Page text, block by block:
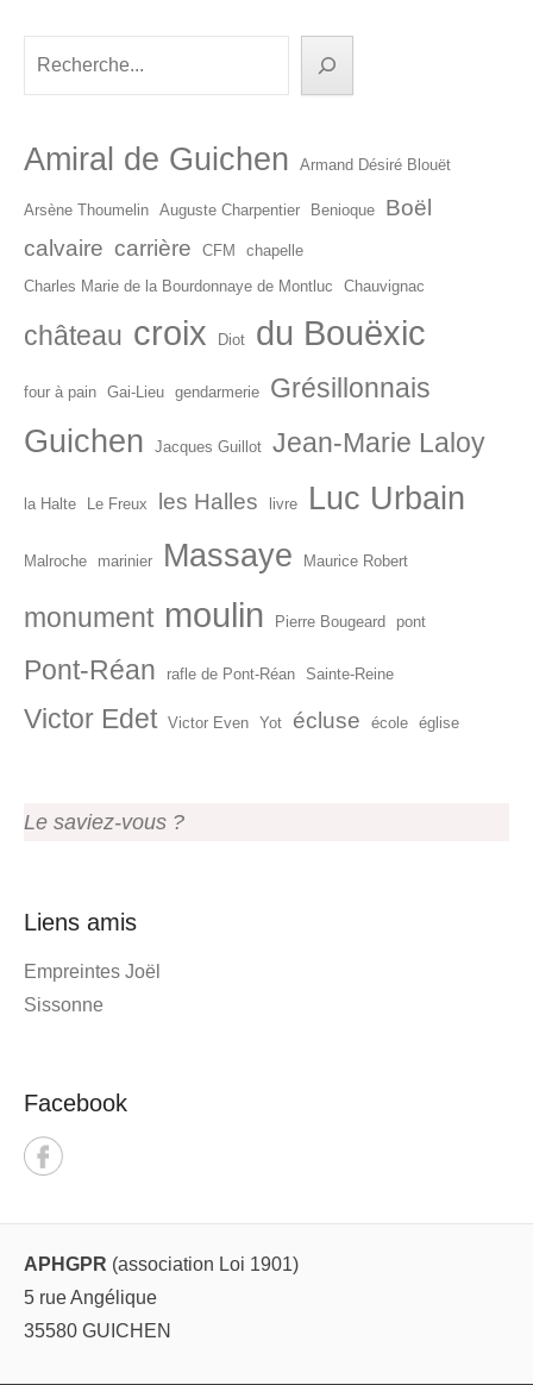
Amiral de Guichen Armand Désiré Blouët
Arsène Thoumelin Auguste Charpentier Benioque
Boël
calvaire carrière CFM
chapelle
Charles Marie de la Bourdonnaye de Montluc
Chauvignac
château croix Diot du Bouëxic
four à pain Gai-Lieu gendarmerie Grésillonnais
Guichen Jacques Guillot Jean-Marie Laloy
la Halte Le Freux les Halles livre Luc Urbain
Malroche marinier Massaye Maurice Robert
monument moulin Pierre Bougeard pont
Pont-Réan rafle de Pont-Réan Sainte-Reine
Victor Edet Victor Even Yot écluse école église
Le saviez-vous ?
Liens amis
Empreintes Joël
Sissonne
Facebook
APHGPR (association Loi 1901)
5 rue Angélique
35580 GUICHEN